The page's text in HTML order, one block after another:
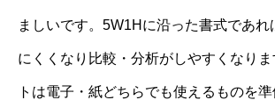
ましいです。5W1Hに沿った書式であれ
にくくなり比較・分析がしやすくなり
トは電子・紙どちらでも使えるものを